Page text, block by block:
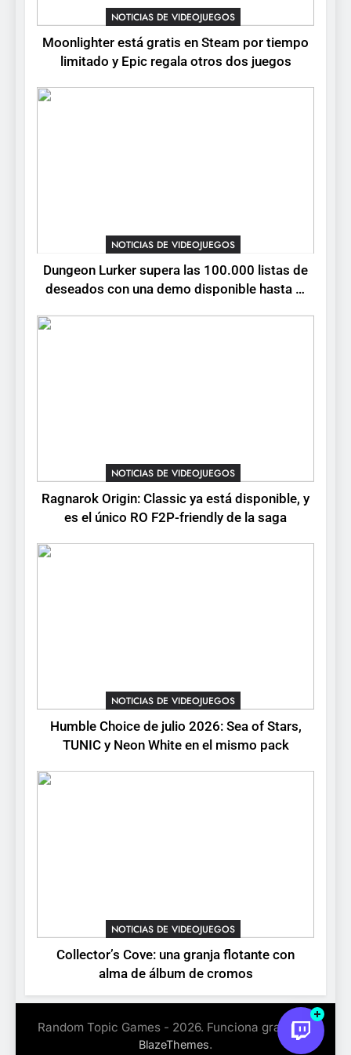
Collector’s Cove: una granja
de cromos
NOTICIAS DE VIDEOJUEGOS
tendrá su primer CCG digital
para PC y móviles
NOTICIAS DE VIDEOJUEGOS
NOTICIAS DE VIDEOJUEGOS
Moonlighter está gratis en Steam por tiempo
limitado y Epic regala otros dos juegos
NOTICIAS DE VIDEOJUEGOS
Dungeon Lurker supera las 100.000 listas de
deseados con una demo disponible hasta el
NOTICIAS DE VIDEOJUEGOS
Ragnarok Origin: Classic ya está disponible, y
es el único RO F2P-friendly de la saga
NOTICIAS DE VIDEOJUEGOS
Humble Choice de julio 2026: Sea of Stars,
TUNIC y Neon White en el mismo pack
NOTICIAS DE VIDEOJUEGOS
Collector’s Cove: una granja flotante con
alma de álbum de cromos
Random Topic Games - 2026. Funciona gracias a
BlazeThemes.